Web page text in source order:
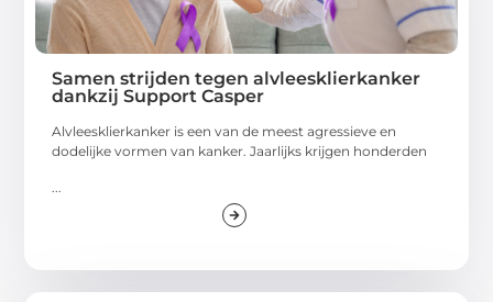
Samen strijden tegen alvleesklierkanker
dankzij Support Casper
Alvleesklierkanker is een van de meest agressieve en
dodelijke vormen van kanker. Jaarlijks krijgen honderden